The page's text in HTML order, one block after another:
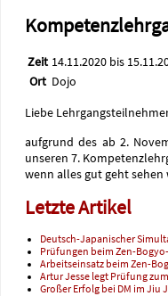
Zeit 14.11.2020 bis
Ort Dojo
Liebe
aufgrund des ab 2.
unseren 7.
wenn alles gut geht sehen
Letzte Artikel
Deutsch-Japanischer
Prüfungen beim Zen-Bogyo-
Arbeitseinsatz beim Zen-
Artur Jesse legt Prüfung
Großer Erfolg bei DM im Jiu